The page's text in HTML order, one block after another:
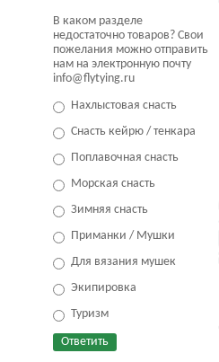
В каком разделе
недостаточно товаров? Свои
пожелания можно отправить
нам на электронную почту
info@flytying.ru
Нахлыстовая снасть
Снасть кейрю / тенкара
Поплавочная снасть
Морская снасть
Зимняя снасть
Приманки / Мушки
Для вязания мушек
Экипировка
Туризм